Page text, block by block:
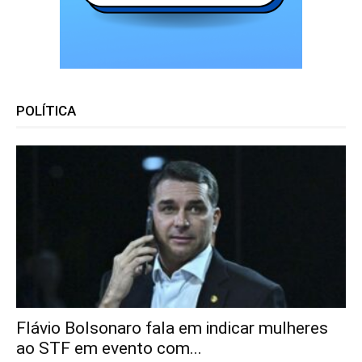
POLÍTICA
Flávio Bolsonaro fala em indicar mulheres
ao STF em evento com...